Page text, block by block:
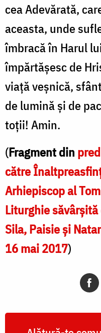
cea Adevărată,
aceasta, unde
îmbracă în Harul
împărtășesc de
viață veșnică,
de lumină și de
toții! Amin.
(Fragment din
către
Arhiepiscop al
Liturghie
Sila, Paisie și
16 mai 2017)